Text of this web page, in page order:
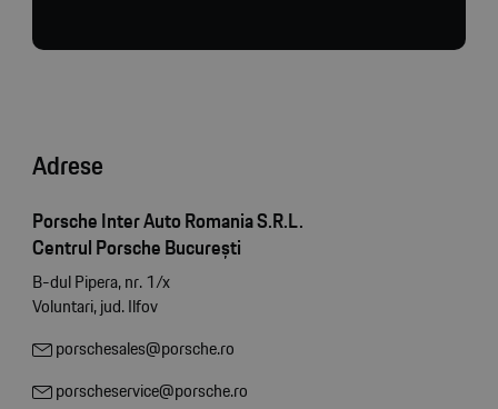
Adrese
Porsche Inter Auto Romania S.R.L.
Centrul Porsche București
B-dul Pipera, nr. 1/x
Voluntari, jud. Ilfov
porschesales@porsche.ro
porscheservice@porsche.ro